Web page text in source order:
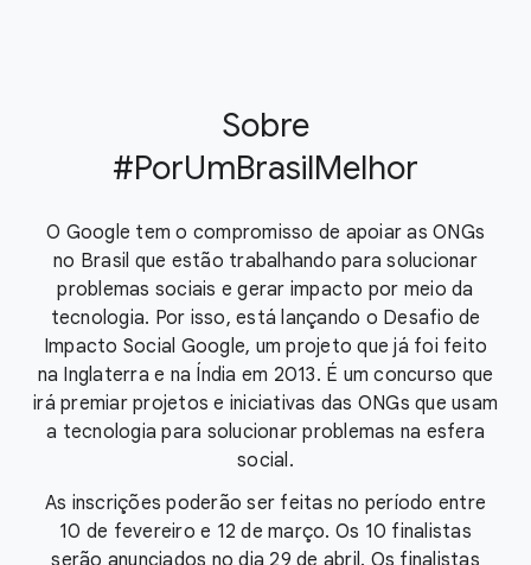
Sobre
#PorUmBrasilMelhor
O Google tem o compromisso de apoiar as ONGs
no Brasil que estão trabalhando para solucionar
problemas sociais e gerar impacto por meio da
tecnologia. Por isso, está lançando o Desafio de
Impacto Social Google, um projeto que já foi feito
na Inglaterra e na Índia em 2013. É um concurso que
irá premiar projetos e iniciativas das ONGs que usam
a tecnologia para solucionar problemas na esfera
social.
As inscrições poderão ser feitas no período entre
10 de fevereiro e 12 de março. Os 10 finalistas